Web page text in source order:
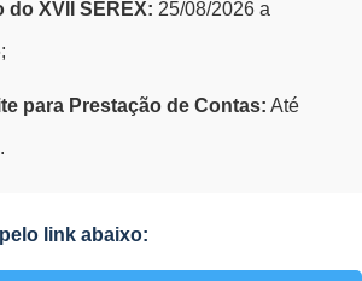
do XVII SEREX: 25/08/2026 a
para Prestação de Contas: Até
link abaixo: